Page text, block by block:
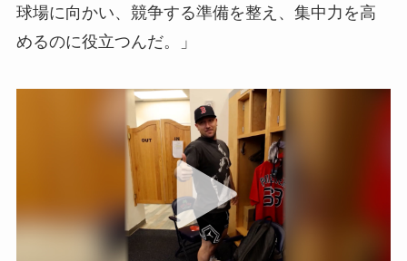
球場に向かい、競争する準備を整え、集中力を高
めるのに役立つんだ。」